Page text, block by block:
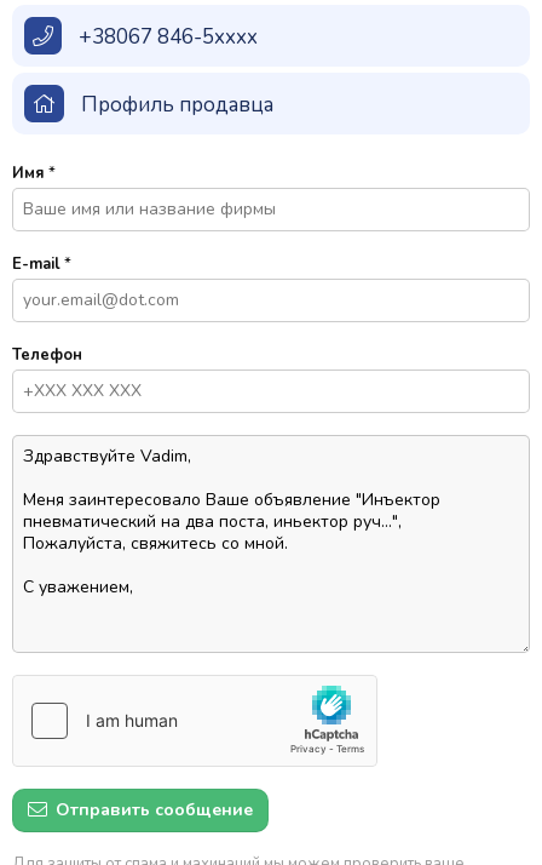
+38067 846-5xxxx
Профиль продавца
Имя *
E-mail*
Телефон
Отправить сообщение